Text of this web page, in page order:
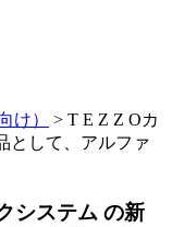
け） > T E Z Z Oカ
として、アルファ
システム の新